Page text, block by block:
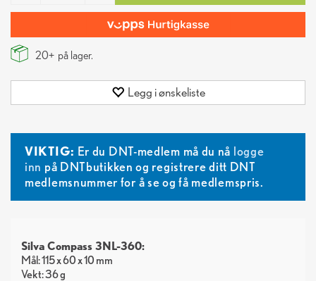
20+ på lager.
Legg i ønskeliste
VIKTIG: Er du DNT-medlem må du nå logge
inn på DNTbutikken og registrere ditt DNT
medlemsnummer for å se og få medlemspris.
Silva Compass 3NL-360:
Mål: 115 x 60 x 10 mm
Vekt: 36 g